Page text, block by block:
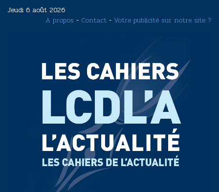
Jeudi 6 août 2026
A propos - Contact - Votre publicité sur notre site ?